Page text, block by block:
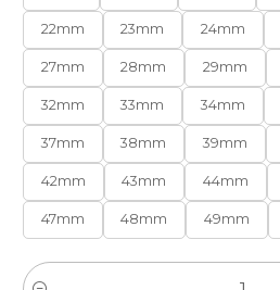
22mm 23mm 24mm
27mm 28mm 29mm
32mm 33mm 34mm
37mm 38mm 39mm
42mm 43mm 44mm
47mm 48mm 49mm